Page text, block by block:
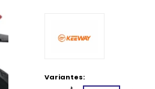
Variantes: